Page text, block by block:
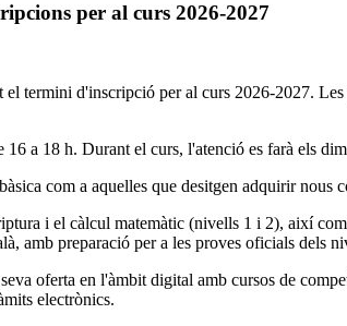
per al curs 2026-2027
termini d'inscripció per al curs 2026-2027.
a 18 h. Durant el curs, l'atenció es farà els
com a aquelles que desitgen adquirir nous
i el càlcul matemàtic (nivells 1 i 2), així
amb preparació per a les proves oficials dels
oferta en l'àmbit digital amb cursos de
electrònics.